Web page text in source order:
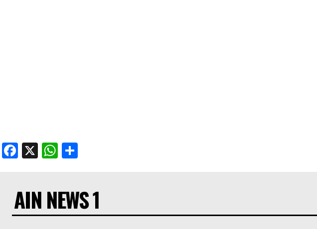
Facebook
X WhatsApp
AIN NEWS 1